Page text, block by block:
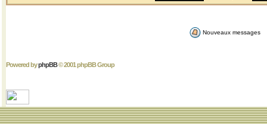
Nouveaux messages
Powered byphpBB© 2001 phpBB Group